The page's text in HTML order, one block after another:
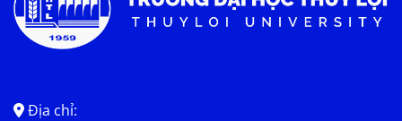
Địa chỉ: